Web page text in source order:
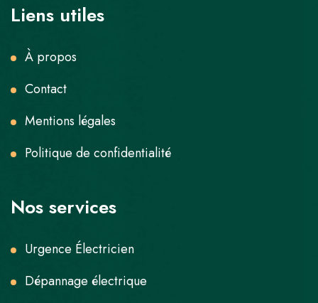
Liens utiles
À propos
Contact
Mentions légales
Politique de confidentialité
Nos services
Urgence Électricien
Dépannage électrique